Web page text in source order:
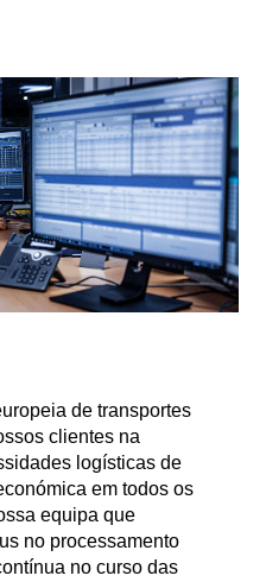
de transportes
clientes na
logísticas de
em todos os
equipa que
no processamento
no curso das